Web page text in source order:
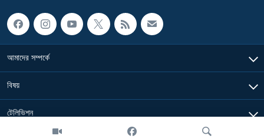
আমাদের সম্পর্কে
বিষয়
টেলিভিশন